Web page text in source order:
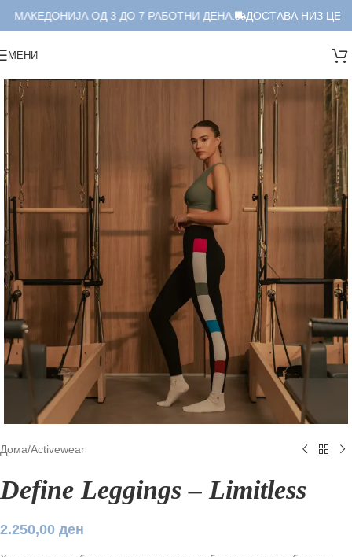
МАКЕДОНИЈА ОД 3 ДО 7 РАБОТНИ ДЕНА. ДОСТАВА НИЗ ЦЕЛА
МЕНИ
Дома/Аctivewear
Define Leggings – Limitless
2.250,00 ден